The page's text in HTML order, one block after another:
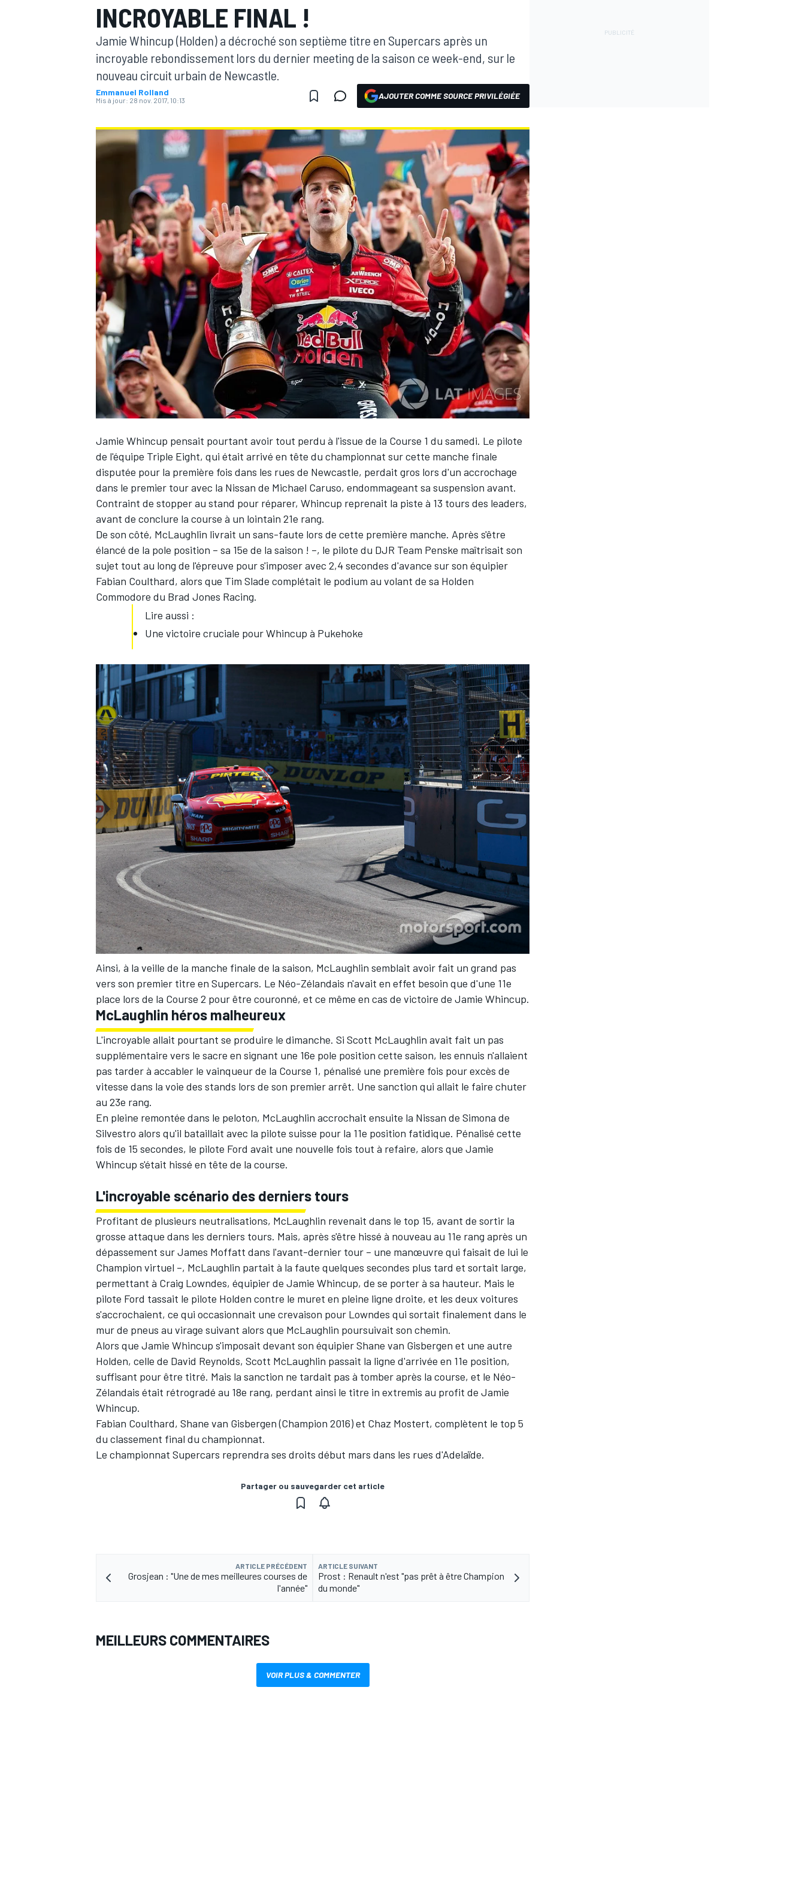
MOTOGP
WRC
WEC
AUTRES CHAMPIONNATS
INCROYABLE FINAL !
Jamie Whincup (Holden) a décroché son septième titre en Supercars après un
incroyable rebondissement lors du dernier meeting de la saison ce week-end, sur le
nouveau circuit urbain de Newcastle.
Emmanuel Rolland
Mis à jour: 28 nov. 2017, 10:13 AJOUTER COMME SOURCE PRIVILÉGIÉE
Jamie Whincup pensait pourtant avoir tout perdu à l'issue de la Course 1 du samedi. Le pilote
de l'équipe Triple Eight, qui était arrivé en tête du championnat sur cette manche finale
disputée pour la première fois dans les rues de Newcastle, perdait gros lors d'un accrochage
dans le premier tour avec la Nissan de Michael Caruso, endommageant sa suspension avant.
Contraint de stopper au stand pour réparer, Whincup reprenait la piste à 13 tours des leaders,
avant de conclure la course à un lointain 21e rang.
De son côté, McLaughlin livrait un sans-faute lors de cette première manche. Après s'être
élancé de la pole position – sa 15e de la saison ! –, le pilote du DJR Team Penske maîtrisait son
sujet tout au long de l'épreuve pour s'imposer avec 2,4 secondes d'avance sur son équipier
Fabian Coulthard, alors que Tim Slade complétait le podium au volant de sa Holden
Commodore du Brad Jones Racing.
Lire aussi :
Une victoire cruciale pour Whincup à Pukehoke
Ainsi, à la veille de la manche finale de la saison, McLaughlin semblait avoir fait un grand pas
vers son premier titre en Supercars. Le Néo-Zélandais n'avait en effet besoin que d'une 11e
place lors de la Course 2 pour être couronné, et ce même en cas de victoire de Jamie Whincup.
McLaughlin héros malheureux
L'incroyable allait pourtant se produire le dimanche. Si Scott McLaughlin avait fait un pas
supplémentaire vers le sacre en signant une 16e pole position cette saison, les ennuis n'allaient
pas tarder à accabler le vainqueur de la Course 1, pénalisé une première fois pour excès de
vitesse dans la voie des stands lors de son premier arrêt. Une sanction qui allait le faire chuter
au 23e rang.
En pleine remontée dans le peloton, McLaughlin accrochait ensuite la Nissan de Simona de
Silvestro alors qu'il bataillait avec la pilote suisse pour la 11e position fatidique. Pénalisé cette
fois de 15 secondes, le pilote Ford avait une nouvelle fois tout à refaire, alors que Jamie
Whincup s'était hissé en tête de la course.
L'incroyable scénario des derniers tours
Profitant de plusieurs neutralisations, McLaughlin revenait dans le top 15, avant de sortir la
grosse attaque dans les derniers tours. Mais, après s'être hissé à nouveau au 11e rang après un
dépassement sur James Moffatt dans l'avant-dernier tour – une manœuvre qui faisait de lui le
Champion virtuel –, McLaughlin partait à la faute quelques secondes plus tard et sortait large,
permettant à Craig Lowndes, équipier de Jamie Whincup, de se porter à sa hauteur. Mais le
pilote Ford tassait le pilote Holden contre le muret en pleine ligne droite, et les deux voitures
s'accrochaient, ce qui occasionnait une crevaison pour Lowndes qui sortait finalement dans le
mur de pneus au virage suivant alors que McLaughlin poursuivait son chemin.
Alors que Jamie Whincup s'imposait devant son équipier Shane van Gisbergen et une autre
Holden, celle de David Reynolds, Scott McLaughlin passait la ligne d'arrivée en 11e position,
suffisant pour être titré. Mais la sanction ne tardait pas à tomber après la course, et le Néo-
Zélandais était rétrogradé au 18e rang, perdant ainsi le titre in extremis au profit de Jamie
Whincup.
Fabian Coulthard, Shane van Gisbergen (Champion 2016) et Chaz Mostert, complètent le top 5
du classement final du championnat.
Le championnat Supercars reprendra ses droits début mars dans les rues d'Adelaïde.
Partager ou sauvegarder cet article
ARTICLE PRÉCÉDENT
Grosjean : "Une de mes meilleures courses de
l'année"
ARTICLE SUIVANT
Prost : Renault n'est "pas prêt à être Champion
du monde"
MEILLEURS COMMENTAIRES
VOIR PLUS & COMMENTER